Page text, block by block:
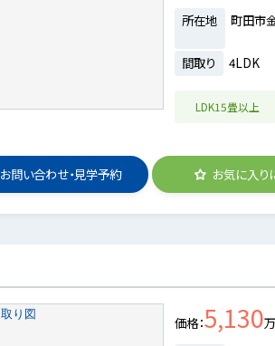
所在地
町田市
間取り
4LDK
LDK15畳以上
お問い合わせ・見学予約 お気に入り
価格 5,130